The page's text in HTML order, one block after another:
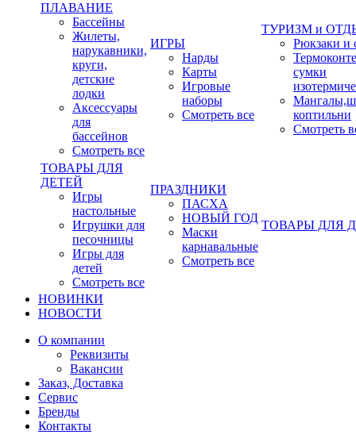
ПЛАВАНИЕ
Бассейны
Жилеты,
нарукавники,
круги,
детские
лодки
Аксессуары
для
бассейнов
Смотреть все
ИГРЫ
Нарды
Карты
Игровые
наборы
Смотреть все
ТУРИЗМ и
Рюкзаки и
сумки
коптильни
Смотреть
ТОВАРЫ ДЛЯ
ДЕТЕЙ
Игры
настольные
Игрушки для
песочницы
Игры для
детей
Смотреть все
ПРАЗДНИКИ
ПАСХА
НОВЫЙ ГОД
Маски
карнавальные
Смотреть все
ТОВАРЫ ДЛЯ
НОВИНКИ
НОВОСТИ
О компании
Реквизиты
Вакансии
Заказ, Доставка
Сервис
Бренды
Контакты